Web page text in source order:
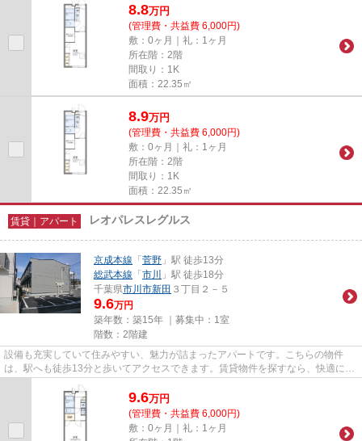
8.8万円
(管理費・共益費 6,000円)
敷：0ヶ月｜礼：1ヶ月
所在階：2階
間取り：1K
面積：22.35㎡
8.9万円
(管理費・共益費 6,000円)
敷：0ヶ月｜礼：1ヶ月
所在階：2階
間取り：1K
面積：22.35㎡
賃貸｜アパート レオパレスレグルス
京成本線 「 菅野 」駅 徒歩13分
総武本線 「 市川
」駅 徒歩18分
千葉県市川市新田 ３丁目２－５
9.6万円
築年数：築15年 ｜募集中： 1室
階数：2階建
設備も充実していて住みやすい、魅力が詰まったアパートです。こちらの物件
は、駅へも徒歩13分と歩いてアクセスできます。賃貸物件を探すなら、快適に暮
らせる物件が良いですよね。そ...
9.6万円
(管理費・共益費 6,000円)
敷：0ヶ月｜礼：1ヶ月